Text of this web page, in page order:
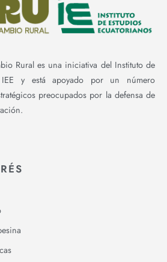
Rural es una iniciativa del Instituto de
IEE y está apoyado por un número
preocupados por la defensa de